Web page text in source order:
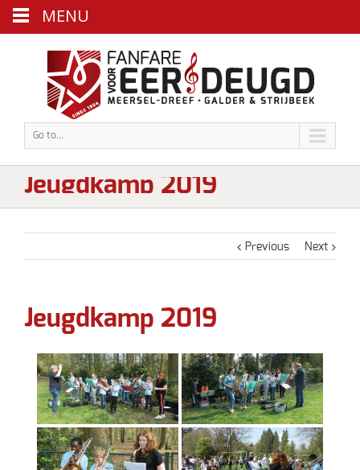
Go to...
Jeugdkamp 2019
Previous Next
Jeugdkamp 2019
MENU